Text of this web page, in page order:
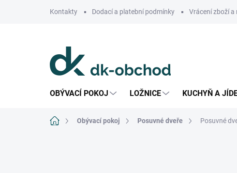
Kontakty Dodací a platební podmínky Vrácení zboží a
OBÝVACÍ POKOJ LOŽNICE KUCHYŇ A
Domů Obývací pokoj Posuvné dveře Posuvné